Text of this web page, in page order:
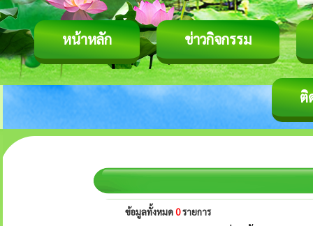
หน้าหลัก ข่าวกิจกรรม
ติ
ข้อมูลทั้งหมด0รายการ